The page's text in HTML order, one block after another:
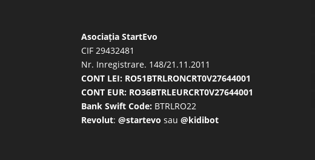
Asociația StartEvo
CIF 29432481
Nr. Inregistrare. 148/21.11.2011
CONT LEI: RO51BTRLRONCRT0V27644001
CONT EUR: RO36BTRLEURCRT0V27644001
Bank Swift Code: BTRLRO22
Revolut:@startevo sau@kidibot